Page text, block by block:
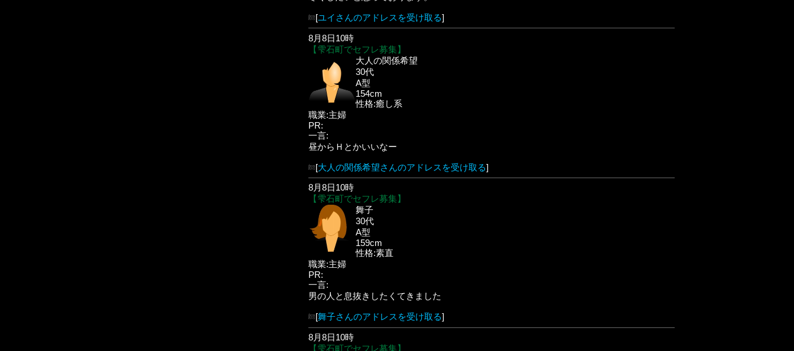
[ユイさんのアドレスを受け取る]
8月8日10時
【雫石町でセフレ募集】
大人の関係希望
30代
A型
154cm
性格:癒し系
職業:主婦
PR:
一言:
昼からＨとかいいなー
[大人の関係希望さんのアドレスを受け取る]
8月8日10時
【雫石町でセフレ募集】
舞子
30代
A型
159cm
性格:素直
職業:主婦
PR:
一言:
男の人と息抜きしたくてきました
[舞子さんのアドレスを受け取る]
8月8日10時
【雫石町でセフレ募集】